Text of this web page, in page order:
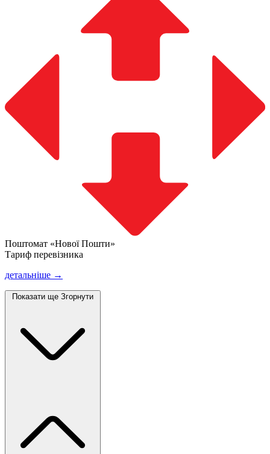
Поштомат «Нової Пошти»
Тариф перевізника
детальніше →
Показати ще Згорнути